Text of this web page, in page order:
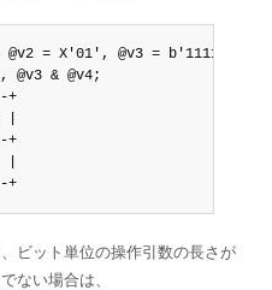
@v2 = X'01', @v3 =
@v3 & @v4;
+
|
+
+
ビット単位の操作引数の長さが
ない場合は、